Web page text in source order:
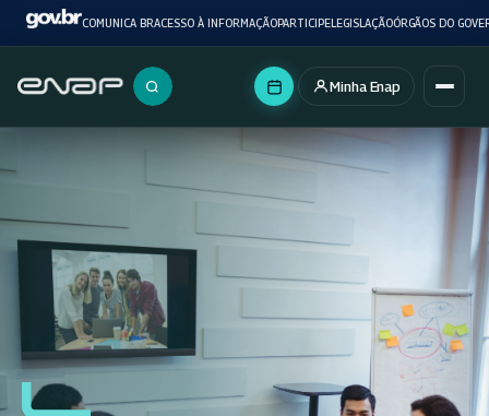
COMUNICA BRACESSO À INFORMAÇÃOPARTICIPELEGISLAÇÃOÓRGÃOS DO
Buscar no portal
Minha Enap